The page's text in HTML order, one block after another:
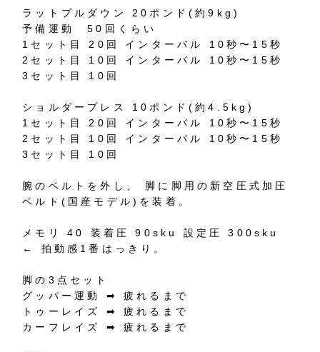
ラットプルダウン 20 ポンド(約9kg)
予備運動50 回くらい
1 セット目 20 回 インターバル 10秒〜 15 秒
2 セット目 10 回 インターバル 10秒〜 15 秒
3 セット目 10 回
ショルダープレス 10 ポンド(約4.5kg)
1 セット目 20 回 インターバル 10秒〜 15 秒
2 セット目 10 回 インターバル 10秒〜 15 秒
3 セット目 10 回
腕のベルトを外し、
脚に脚用の新空圧式加圧
ベルト ( 国産モデル) を装着。
メモリ 40 装着圧 90sku 設定圧
300sku
← 拍動感 1番はっきり。
脚の 3 点セット
グッパー運動
➡︎
疲れるまで
トゥーレイズ
➡︎
疲れるまで
カーフレイズ
➡︎ 疲れるまで